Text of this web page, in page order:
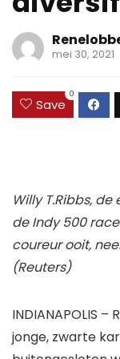
mei 30, 2021
Save
0
Willy T.Ribbs,
de Indy 500
coureur ooit,
(Reuters)
INDIANAPOLIS
jonge, zwarte